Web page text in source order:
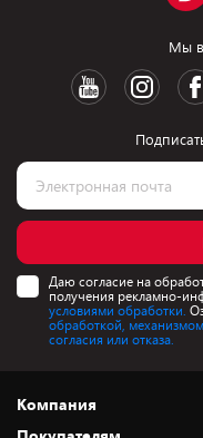
Мы в
Даю согласие на
получения рекламно-
условиями обработки.
обработкой,
согласия или отказа.
Компания